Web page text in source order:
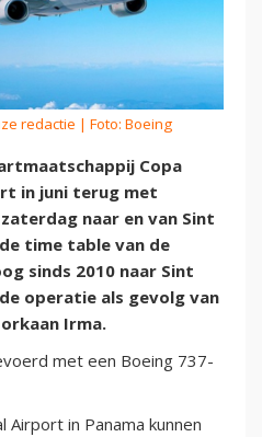
redactie | Foto: Boeing
Copa
in juni terug met
naar en van Sint
time table van de
sinds 2010 naar Sint
operatie als gevolg van
Irma.
met een Boeing 737-
in Panama kunnen